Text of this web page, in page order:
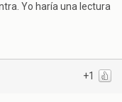
Yo haría una lectura
+1